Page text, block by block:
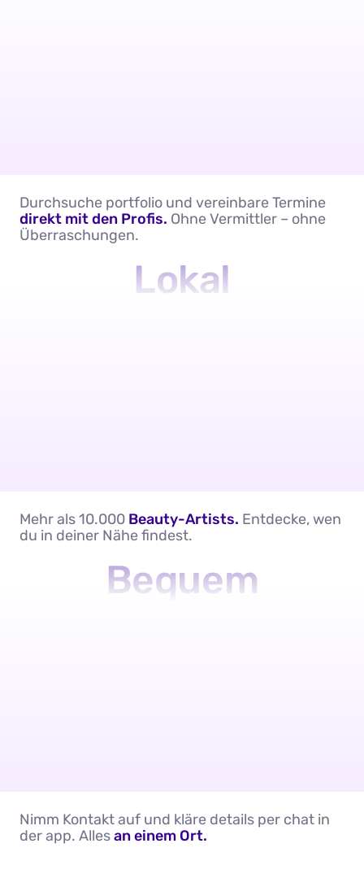
Durchsuche portfolio und vereinbare Termine
direkt mit den Profis. Ohne Vermittler – ohne
Überraschungen.
Lokal
Mehr als 10.000 Beauty-Artists. Entdecke, wen
du in deiner Nähe findest.
Bequem
Nimm Kontakt auf und kläre details per chat in
der app. Allesan einem Ort.